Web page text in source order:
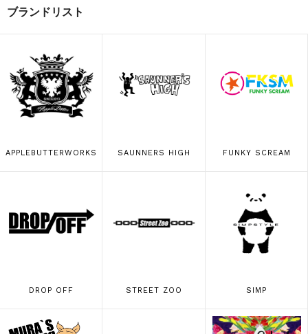
ブランドリスト
APPLEBUTTERWORKS SAUNNERS HIGH FUNKY SCREAM
DROP OFF STREET ZOO SIMP